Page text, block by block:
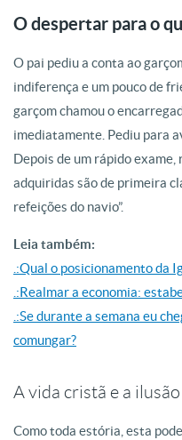
O despertar para o
O pai pediu a conta ao
indiferença e um pouco de
garçom chamou o
imediatamente. Pediu para
Depois de um rápido exame,
adquiridas são de primeira
refeições do navio”.
Leia também:
.:Qual o posicionamento da
.:Realmar a economia:
.:Se durante a semana eu
comungar?
A vida cristã e a
Como toda estória, esta